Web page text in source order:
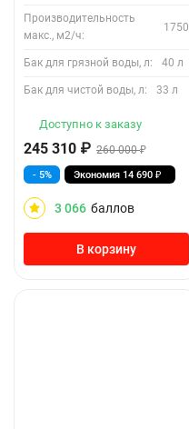
Производительность
макс., м2/ч:
1750
Бак для грязной воды, л: 40 л
Бак для чистой воды, л: 33 л
Доступно к заказу
245 310 ₽ 260 000₽
- 5% Экономия 14 690 ₽
3 066 баллов
В корзину